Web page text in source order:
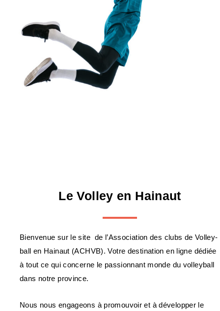
Le Volley en Hainaut
Bienvenue sur le site de l’Association des clubs de Volley-
ball en Hainaut (ACHVB). Votre destination en ligne dédiée
à tout ce qui concerne le passionnant monde du volleyball
dans notre province.
Nous nous engageons à promouvoir et à développer le